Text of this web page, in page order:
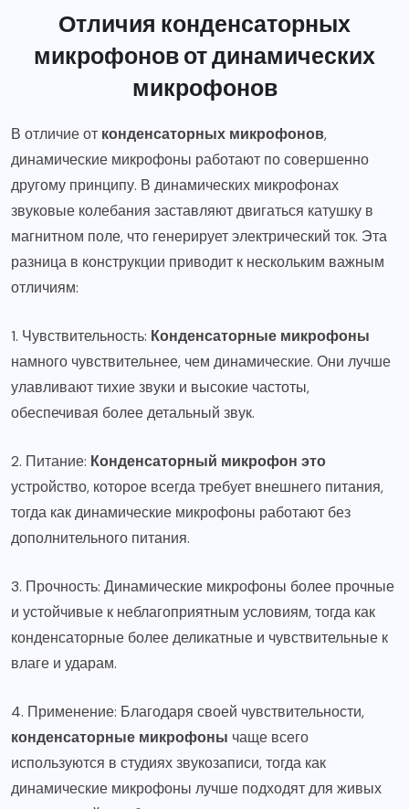
Отличия конденсаторных
микрофонов от динамических
микрофонов
В отличие от конденсаторных микрофонов,
динамические микрофоны работают по совершенно
другому принципу. В динамических микрофонах
звуковые колебания заставляют двигаться катушку в
магнитном поле, что генерирует электрический ток. Эта
разница в конструкции приводит к нескольким важным
отличиям:
1. Чувствительность: Конденсаторные микрофоны
намного чувствительнее, чем динамические. Они лучше
улавливают тихие звуки и высокие частоты,
обеспечивая более детальный звук.
2. Питание: Конденсаторный микрофон это
устройство, которое всегда требует внешнего питания,
тогда как динамические микрофоны работают без
дополнительного питания.
3. Прочность: Динамические микрофоны более прочные
и устойчивые к неблагоприятным условиям, тогда как
конденсаторные более деликатные и чувствительные к
влаге и ударам.
4. Применение: Благодаря своей чувствительности,
конденсаторные микрофоны чаще всего
используются в студиях звукозаписи, тогда как
динамические микрофоны лучше подходят для живых